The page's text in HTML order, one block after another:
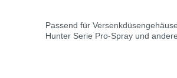
Passend für
Hunter Serie Pro-Spray und andere.